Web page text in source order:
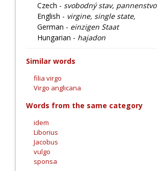
Czech - svobodný stav, pannenstvo
English - virgine, single state,
German - einzigen Staat
Hungarian - hajadon
Similar words
filia virgo
Virgo anglicana
Words from the same category
idem
Liborius
Jacobus
vulgo
sponsa